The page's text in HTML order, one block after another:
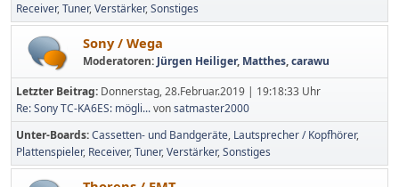
Receiver Tuner Verstärker Sonstiges
Sony / Wega
Moderatoren: Jürgen Heiliger, Matthes,carawu
Letzter Beitrag: Donnerstag, 28.Februar.2019 | 19:18:33 Uhr
Re: Sony TC-KA6ES: mögli...vonsatmaster2000
Unter-Boards Cassetten- und Bandgeräte Lautsprecher / Kopfhörer
Plattenspieler Receiver Tuner Verstärker Sonstiges